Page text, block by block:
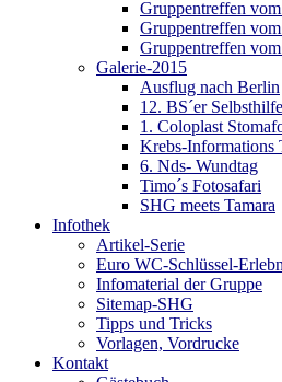
Gruppentreffen
Gruppentreffen
Gruppentreffen
Galerie-2015
Ausflug nach Berlin
12. BS´er
1. Coloplast
Krebs-Informations
6. Nds- Wundtag
Timo´s Fotosafari
SHG meets Tamara
Infothek
Artikel-Serie
Euro WC-Schlüssel-
Infomaterial der Gruppe
Sitemap-SHG
Tipps und Tricks
Vorlagen, Vordrucke
Kontakt